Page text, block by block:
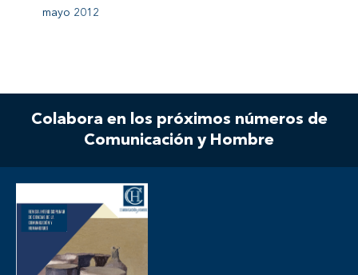
mayo 2012
Colabora en los próximos números de
Comunicación y Hombre